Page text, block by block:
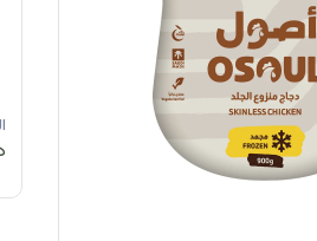
الحبة الكاملة
دجاج مجمد